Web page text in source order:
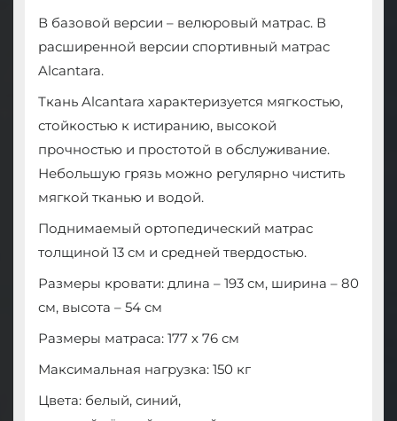
В базовой версии – велюровый матрас. В
расширенной версии спортивный матрас
Alcantara.
Ткань Alcantara характеризуется мягкостью,
стойкостью к истиранию, высокой
прочностью и простотой в обслуживание.
Небольшую грязь можно регулярно чистить
мягкой тканью и водой.
Поднимаемый ортопедический матрас
толщиной 13 см и средней твердостью.
Размеры кровати: длина – 193 см, ширина – 80
см, высота – 54 см
Размеры матраса: 177 х 76 см
Максимальная нагрузка: 150 кг
Цвета: белый, синий,